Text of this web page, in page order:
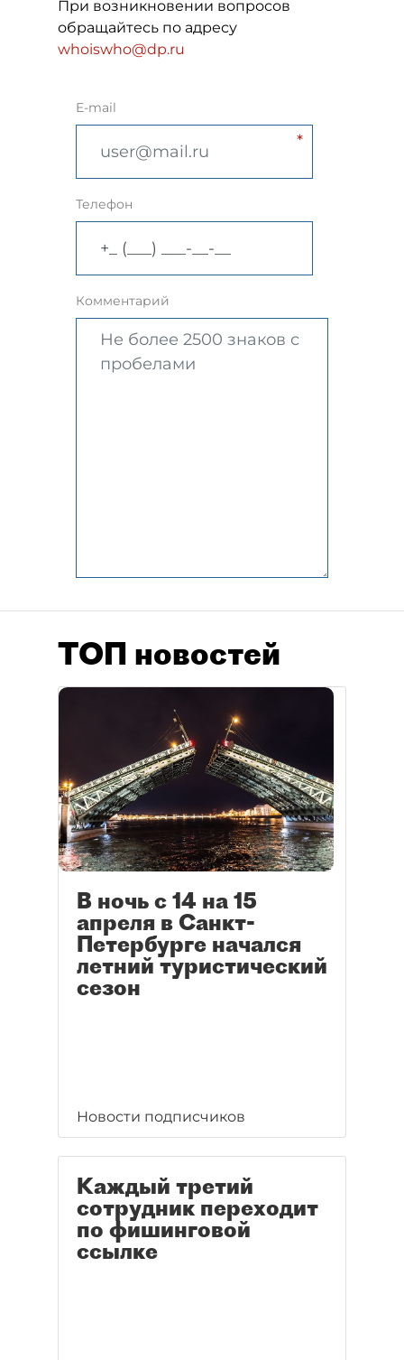
При возникновении вопросов
обращайтесь по адресу
whoiswho@dp.ru
E-mail
Телефон
Комментарий
ТОП новостей
В ночь с 14 на 15
апреля в Санкт-
Петербурге начался
летний туристический
сезон
Новости подписчиков
Каждый третий
сотрудник переходит
по фишинговой
ссылке